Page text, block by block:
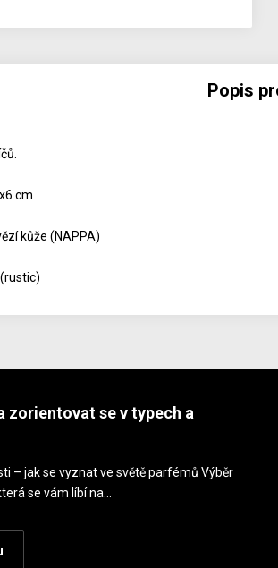
Popis
cm
kůže (NAPPA)
zorientovat se v typech a
– jak se vyznat ve světě parfémů Výběr
se vám líbí na…